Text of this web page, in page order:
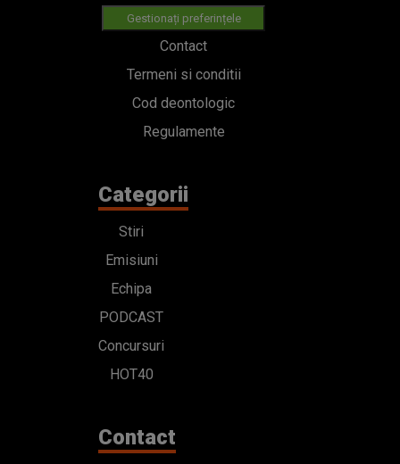
Gestionați preferințele
Contact
Termeni si conditii
Cod deontologic
Regulamente
Categorii
Stiri
Emisiuni
Echipa
PODCAST
Concursuri
HOT40
Contact